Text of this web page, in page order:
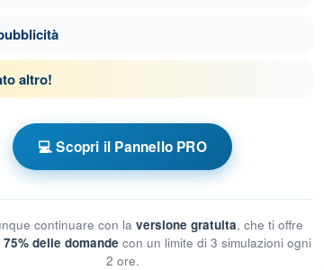
02 - Scenario Standard Avanzato
in aria
altro!
💻 Scopri il Pannello PRO
continuare con la versione gratuita, che ti offre
75% delle domande con un limite di 3 simulazioni ogni
2 ore.